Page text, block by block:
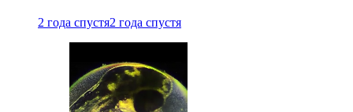
2 года спустя2 года спустя